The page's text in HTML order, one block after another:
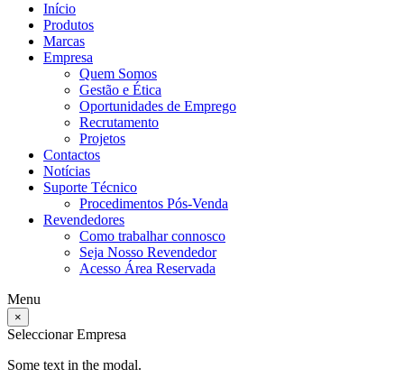
Início
Produtos
Marcas
Empresa
Quem Somos
Gestão e Ética
Oportunidades de Emprego
Recrutamento
Projetos
Contactos
Notícias
Suporte Técnico
Procedimentos Pós-Venda
Revendedores
Como trabalhar connosco
Seja Nosso Revendedor
Acesso Área Reservada
Menu
×
Seleccionar Empresa
Some text in the modal.